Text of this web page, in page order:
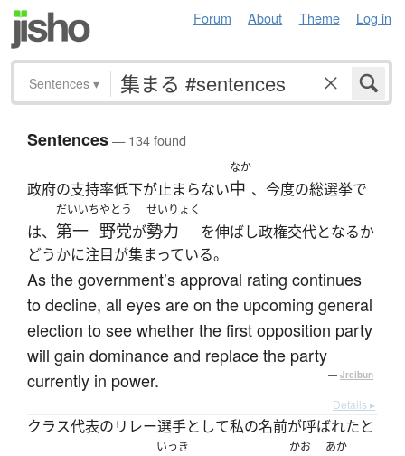
Forum About Theme Log in
Sentences ▾
Sentences— 134 found
政府の支持率低下が止まらない
なか
中 、今度の総選挙で
は、
だいいち
第一
やとう
野党が
せいりょく
勢力
を伸ばし政権交代となるか
どうかに注目が集まっている。
As the government’s approval rating continues
to decline, all eyes are on the upcoming general
election to see whether the first opposition party
will gain dominance and replace the party
currently in power.
— Jreibun
Details ▸
クラス代表のリレー選手として私の名前が呼ばれたと
いっき かお あか